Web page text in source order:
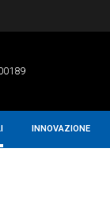
INNOVAZIONE